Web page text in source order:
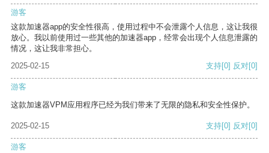
游客
这款加速器app的安全性很高，使用过程中不会泄露个人信息，这让我很
放心。我以前使用过一些其他的加速器app，经常会出现个人信息泄露的
情况，这让我非常担心。
2025-02-15
支持[0] 反对[0]
游客
这款加速器VPM应用程序已经为我们带来了无限的隐私和安全性保护。
2025-02-15 支持[0] 反对[0]
游客